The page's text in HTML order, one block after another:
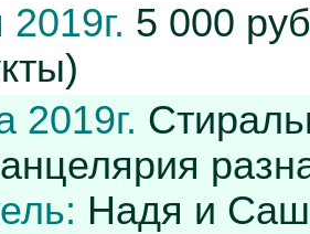
5 000
2019г.
Надя и